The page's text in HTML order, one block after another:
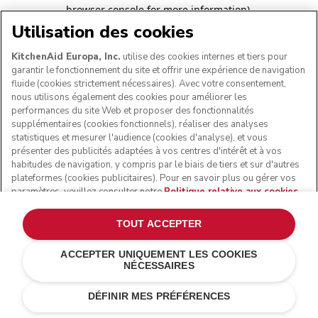
browser console for more information).
Utilisation des cookies
KitchenAid Europa, Inc. utilise des cookies internes et tiers pour
garantir le fonctionnement du site et offrir une expérience de navigation
fluide (cookies strictement nécessaires). Avec votre consentement,
nous utilisons également des cookies pour améliorer les
performances du site Web et proposer des fonctionnalités
supplémentaires (cookies fonctionnels), réaliser des analyses
statistiques et mesurer l'audience (cookies d'analyse), et vous
présenter des publicités adaptées à vos centres d'intérêt et à vos
habitudes de navigation, y compris par le biais de tiers et sur d'autres
plateformes (cookies publicitaires). Pour en savoir plus ou gérer vos
paramètres, veuillez consulter notre Politique relative aux cookies
collectées via les cookies, veuillez consulter notre
confidentialité
DÉFINIR MES PRÉFÉRENCES
ACCEPTER UNIQUEMENT LES COOKIES
NÉCESSAIRES
TOUT ACCEPTER